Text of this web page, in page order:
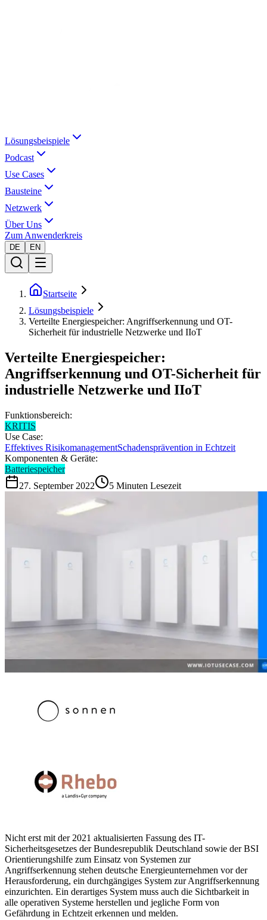
Lösungsbeispiele
Podcast
Use Cases
Bausteine
Netzwerk
Über Uns
Zum Anwenderkreis
DE EN
Startseite
Lösungsbeispiele
Verteilte Energiespeicher: Angriffserkennung und OT-
Sicherheit für industrielle Netzwerke und IIoT
Verteilte Energiespeicher:
Angriffserkennung und OT-Sicherheit für
industrielle Netzwerke und IIoT
Funktionsbereich:
KRITIS
Use Case:
Effektives RisikomanagementSchadensprävention in Echtzeit
Komponenten & Geräte:
Batteriespeicher
27. September 2022
5 Minuten Lesezeit
Nicht erst mit der 2021 aktualisierten Fassung des IT-
Sicherheitsgesetzes der Bundesrepublik Deutschland sowie der BSI
Orientierungshilfe zum Einsatz von Systemen zur
Angriffserkennung stehen deutsche Energieunternehmen vor der
Herausforderung, ein durchgängiges System zur Angriffserkennung
einzurichten. Ein derartiges System muss auch die Sichtbarkeit in
alle operativen Systeme herstellen und jegliche Form von
Gefährdung in Echtzeit erkennen und melden.